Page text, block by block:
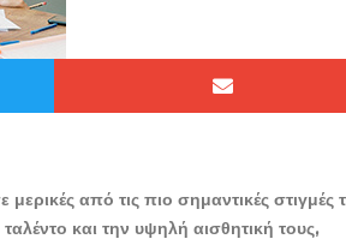
από τις πιο σημαντικές στιγμές
και την υψηλή αισθητική τους,